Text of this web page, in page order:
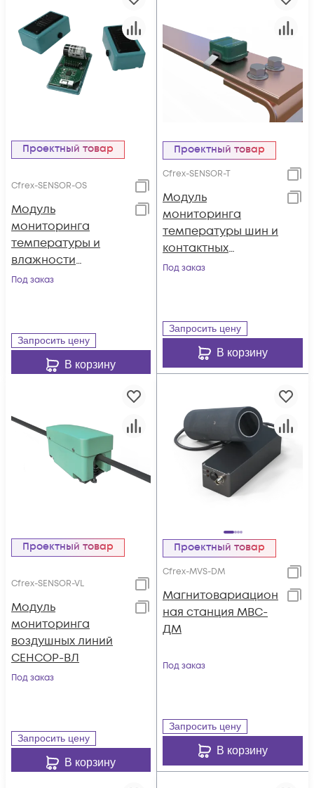
Проектный товар
Cfrex-SENSOR-OS
Модуль
мониторинга
температуры и
влажности
окружающей
Под заказ
Запросить цену
В корзину
Проектный товар
Cfrex-SENSOR-T
Модуль
мониторинга
температуры шин и
контактных
соединений
Под заказ
Запросить цену
В корзину
Проектный товар
Cfrex-SENSOR-VL
Модуль
мониторинга
воздушных линий
СЕНСОР-ВЛ
Под заказ
Запросить цену
В корзину
Проектный товар
Cfrex-MVS-DM
Магнитовариацион
ная станция МВС-
ДМ
Под заказ
Запросить цену
В корзину